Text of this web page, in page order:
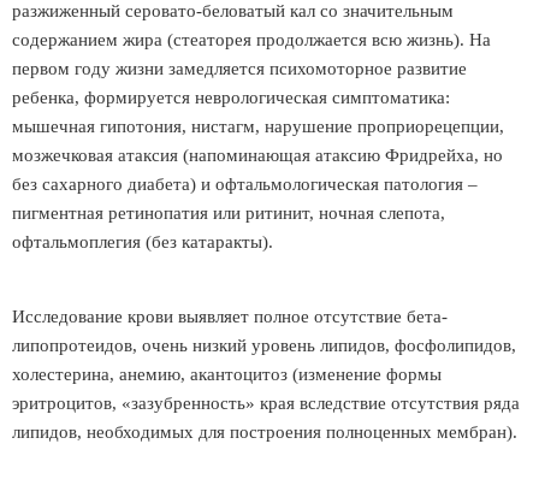
разжиженный серовато-беловатый кал со значительным
содержанием жира (стеаторея продолжается всю жизнь). На
первом году жизни замедляется психомоторное развитие
ребенка, формируется неврологическая симптоматика:
мышечная гипотония, нистагм, нарушение проприорецепции,
мозжечковая атаксия (напоминающая атаксию Фридрейха, но
без сахарного диабета) и офтальмологическая патология –
пигментная ретинопатия или ритинит, ночная слепота,
офтальмоплегия (без катаракты).
Исследование крови выявляет полное отсутствие бета-
липопротеидов, очень низкий уровень липидов, фосфолипидов,
холестерина, анемию, акантоцитоз (изменение формы
эритроцитов, «зазубренность» края вследствие отсутствия ряда
липидов, необходимых для построения полноценных мембран).